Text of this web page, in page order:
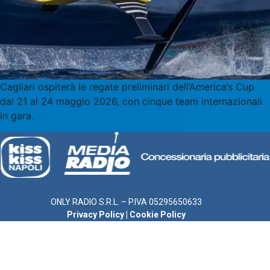
Cagliari ospiterà le regate preliminari dell’America’s Cup
dal 21 al 24 maggio 2026, con cinque team internazionali
in gara.
ONLY RADIO S.R.L. – P.IVA 05295650633
Privacy Policy
Cookie Policy